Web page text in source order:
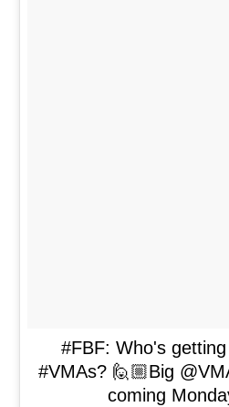
#FBF: Who's
#VMAs? 🙋🏼Big
coming